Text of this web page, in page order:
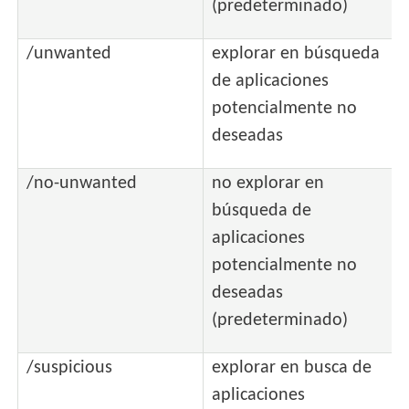
(predeterminado)
/unwanted
explorar en búsqueda
de aplicaciones
potencialmente no
deseadas
/no-unwanted
no explorar en
búsqueda de
aplicaciones
potencialmente no
deseadas
(predeterminado)
/suspicious
explorar en busca de
aplicaciones